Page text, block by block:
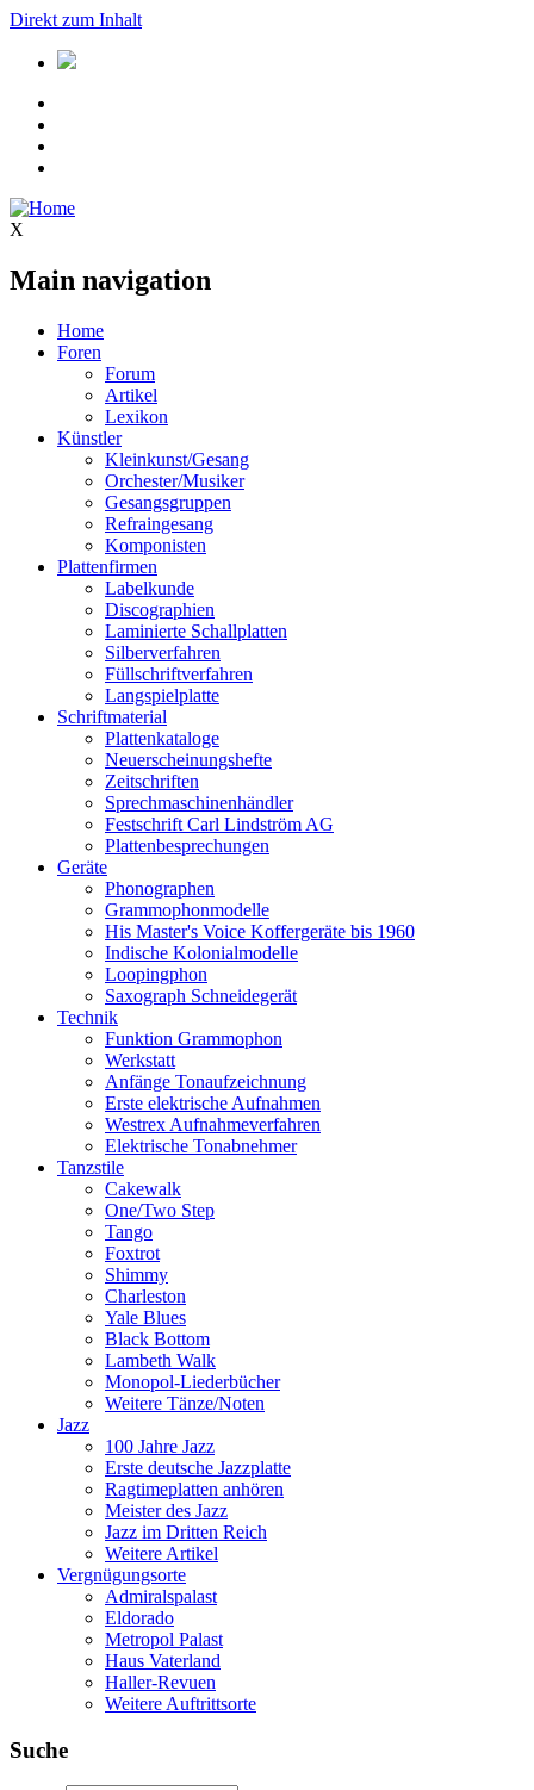
Direkt zum Inhalt
X
Main navigation
Home
Foren
Forum
Artikel
Lexikon
Künstler
Kleinkunst/Gesang
Orchester/Musiker
Gesangsgruppen
Refraingesang
Komponisten
Plattenfirmen
Labelkunde
Discographien
Laminierte Schallplatten
Silberverfahren
Füllschriftverfahren
Langspielplatte
Schriftmaterial
Plattenkataloge
Neuerscheinungshefte
Zeitschriften
Sprechmaschinenhändler
Festschrift Carl Lindström AG
Plattenbesprechungen
Geräte
Phonographen
Grammophonmodelle
His Master's Voice Koffergeräte bis 1960
Indische Kolonialmodelle
Loopingphon
Saxograph Schneidegerät
Technik
Funktion Grammophon
Werkstatt
Anfänge Tonaufzeichnung
Erste elektrische Aufnahmen
Westrex Aufnahmeverfahren
Elektrische Tonabnehmer
Tanzstile
Cakewalk
One/Two Step
Tango
Foxtrot
Shimmy
Charleston
Yale Blues
Black Bottom
Lambeth Walk
Monopol-Liederbücher
Weitere Tänze/Noten
Jazz
100 Jahre Jazz
Erste deutsche Jazzplatte
Ragtimeplatten anhören
Meister des Jazz
Jazz im Dritten Reich
Weitere Artikel
Vergnügungsorte
Admiralspalast
Eldorado
Metropol Palast
Haus Vaterland
Haller-Revuen
Weitere Auftrittsorte
Suche